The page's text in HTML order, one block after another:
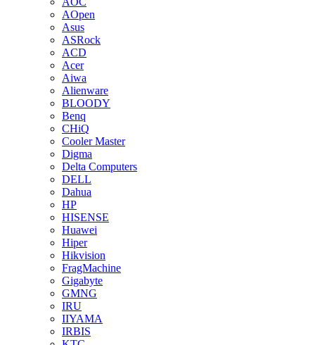
AOpen
Asus
ASRock
ACD
Acer
Aiwa
Alienware
BLOODY
Benq
CHiQ
Cooler Master
Digma
Delta Computers
DELL
Dahua
HP
HISENSE
Huawei
Hiper
Hikvision
FragMachine
Gigabyte
GMNG
IRU
IIYAMA
IRBIS